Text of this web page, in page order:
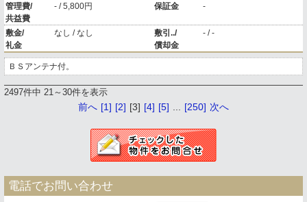
管理費/
共益費
- / 5,800円 保証金 -
敷金/
礼金
なし / なし
敷引../
償却金
- / -
ＢＳアンテナ付。
2497件中 21～30件を表示
前へ [1] [2] [3] [4] [5] ... [250] 次へ
電話でお問い合わせ